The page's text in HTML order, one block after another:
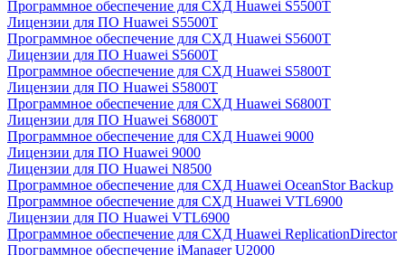
Программное обеспечение для СХД Huawei S5500T
Лицензии для ПО Huawei S5500T
Программное обеспечение для СХД Huawei S5600T
Лицензии для ПО Huawei S5600T
Программное обеспечение для СХД Huawei S5800T
Лицензии для ПО Huawei S5800T
Программное обеспечение для СХД Huawei S6800T
Лицензии для ПО Huawei S6800T
Программное обеспечение для СХД Huawei 9000
Лицензии для ПО Huawei 9000
Лицензии для ПО Huawei N8500
Программное обеспечение для СХД Huawei OceanStor Backup
Программное обеспечение для СХД Huawei VTL6900
Лицензии для ПО Huawei VTL6900
Программное обеспечение для СХД Huawei ReplicationDirector
Программное обеспечение iManager U2000